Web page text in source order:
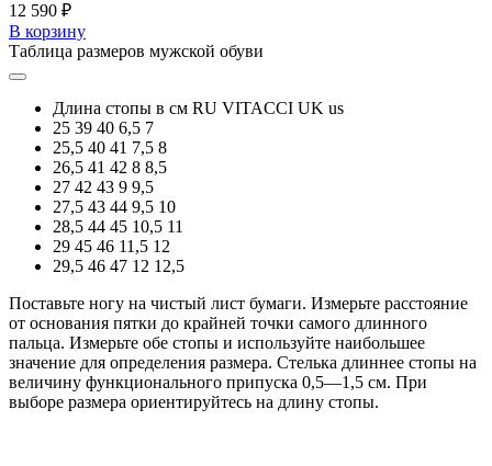
12 590 ₽
В корзину
Таблица размеров мужской обуви
Длина стопы в см RU VITACCI UK us
25 39 40 6,5 7
25,5 40 41 7,5 8
26,5 41 42 8 8,5
27 42 43 9 9,5
27,5 43 44 9,5 10
28,5 44 45 10,5 11
29 45 46 11,5 12
29,5 46 47 12 12,5
Поставьте ногу на чистый лист бумаги. Измерьте расстояние
от основания пятки до крайней точки самого длинного
пальца. Измерьте обе стопы и используйте наибольшее
значение для определения размера. Стелька длиннее стопы на
величину функционального припуска 0,5—1,5 см. При
выборе размера ориентируйтесь на длину стопы.